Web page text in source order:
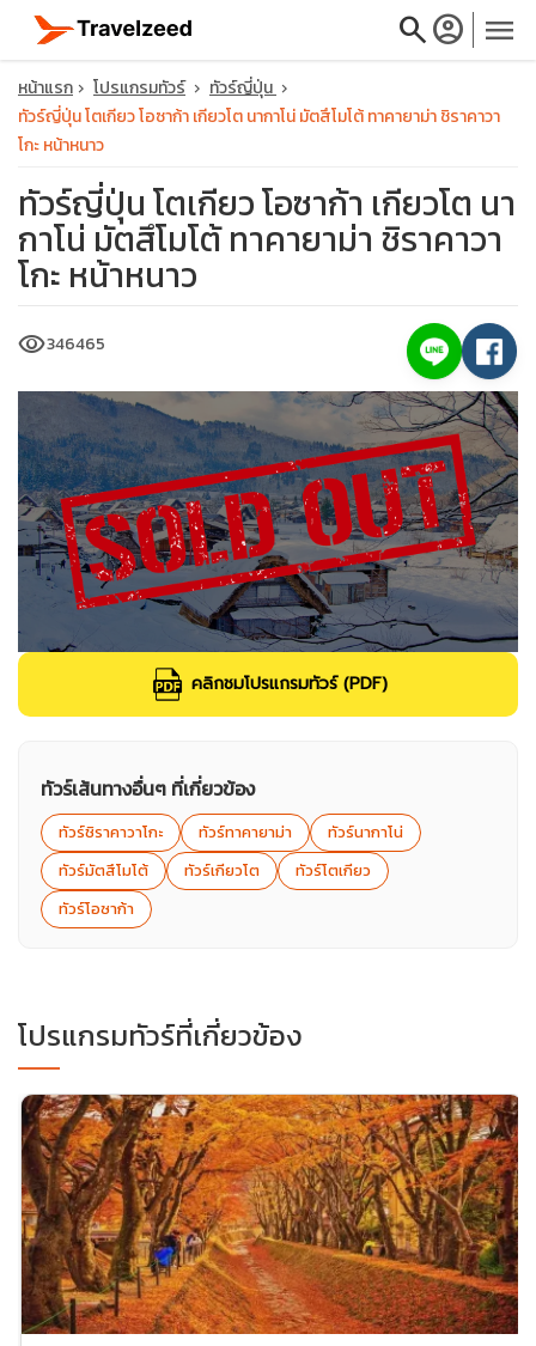
searchaccount_circle menu
close
travel_explore
calendar_month
search
หน้าแรก โปรแกรมทัวร์
ทัวร์ญี่ปุ่น
ทัวร์ญี่ปุ่น โตเกียว โอซาก้า เกียวโต นากาโน่ มัตสึโมโต้ ทาคายาม่า ชิราคาวา
โกะ หน้าหนาว
ทัวร์ญี่ปุ่น โตเกียว โอซาก้า เกียวโต นา
กาโน่ มัตสึโมโต้ ทาคายาม่า ชิราคาวา
โกะ หน้าหนาว
visibility346465
คลิกชมโปรแกรมทัวร์ (PDF)
ทัวร์เส้นทางอื่นๆ ที่เกี่ยวข้อง
ทัวร์ชิราคาวาโกะ ทัวร์ทาคายาม่า
ทัวร์นากาโน่
ทัวร์มัตสึโมโต้
ทัวร์เกียวโต
ทัวร์โตเกียว
ทัวร์โอซาก้า
โปรแกรมทัวร์ที่เกี่ยวข้อง